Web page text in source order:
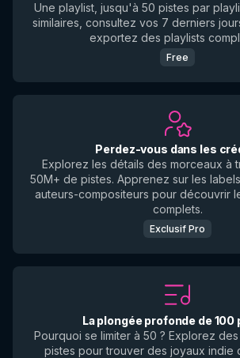
Une playlist, jusqu'à 50 pistes par
similaires, consultez vos 7 derniers
exportez des playlists
Free
Perdez-vous dans les
Explorez les détails des morceaux à
50M+ de pistes. Apprenez sur les
auteurs-compositeurs pour découvrir
complets.
Exclusif Pro
La plongée profonde de 100
Pourquoi se limiter à 50 ? Explorez
pistes pour trouver des joyaux indie